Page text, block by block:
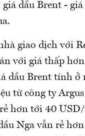
dầu Brent -
giao dịch với
với giá thấp
dầu Brent tính ở
từ công ty
hơn tới 40
Nga vẫn rẻ